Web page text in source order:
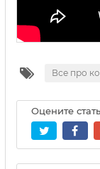
Все про
Оцените